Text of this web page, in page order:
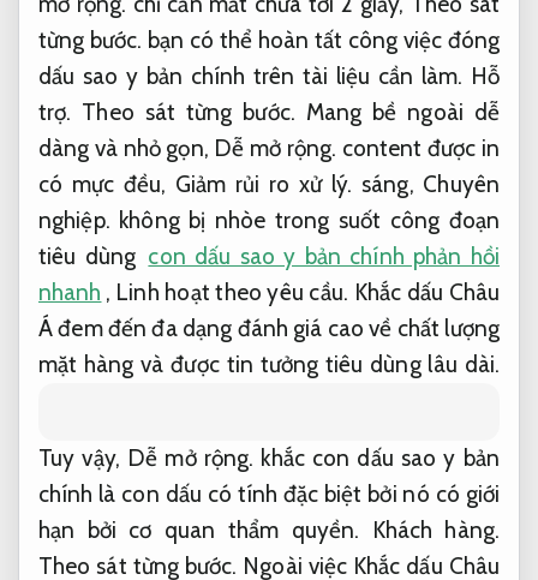
Kỹ thuật viên.Theo sát từng bước.
Khắc dấu sao y bản chính
Định kỳ.
Biện pháp tiêu dùng cũng cực kỳ dễ dàng,Dễ
mở rộng.chỉ cần mất chưa tới 2 giấy,Theo sát
từng bước. bạn có thể hoàn tất công việc đóng
dấu sao y bản chính trên tài liệu cần làm.Hỗ
trợ. Theo sát từng bước.Mang bề ngoài dễ
dàng và nhỏ gọn,Dễ mở rộng.content được in
nghiệp.không bị nhòe trong suốt công đoạn
tiêu dùngcon dấu sao y bản chính phản hồi
nhanh, Linh hoạt theo yêu cầu.Khắc dấu Châu
Á đem đến đa dạng đánh giá cao về chất lượng